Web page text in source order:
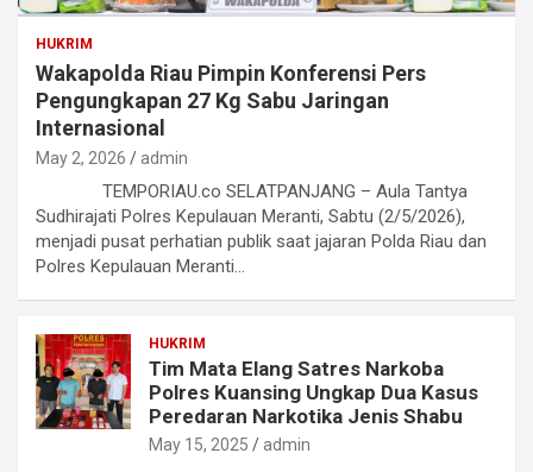
HUKRIM
Wakapolda Riau Pimpin Konferensi Pers
Pengungkapan 27 Kg Sabu Jaringan
Internasional
May 2, 2026 admin
TEMPORIAU.co SELATPANJANG – Aula Tantya
Sudhirajati Polres Kepulauan Meranti, Sabtu (2/5/2026),
menjadi pusat perhatian publik saat jajaran Polda Riau dan
Polres Kepulauan Meranti…
HUKRIM
Tim Mata Elang Satres Narkoba
Polres Kuansing Ungkap Dua Kasus
Peredaran Narkotika Jenis Shabu
May 15, 2025 admin